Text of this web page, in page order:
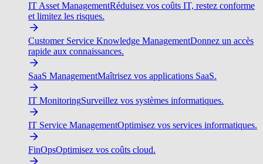
IT Asset ManagementRéduisez vos coûts IT, restez conforme
et limitez les risques.
Customer Service Knowledge ManagementDonnez un accès
rapide aux connaissances.
SaaS ManagementMaîtrisez vos applications SaaS.
IT MonitoringSurveillez vos systèmes informatiques.
IT Service ManagementOptimisez vos services informatiques.
FinOpsOptimisez vos coûts cloud.